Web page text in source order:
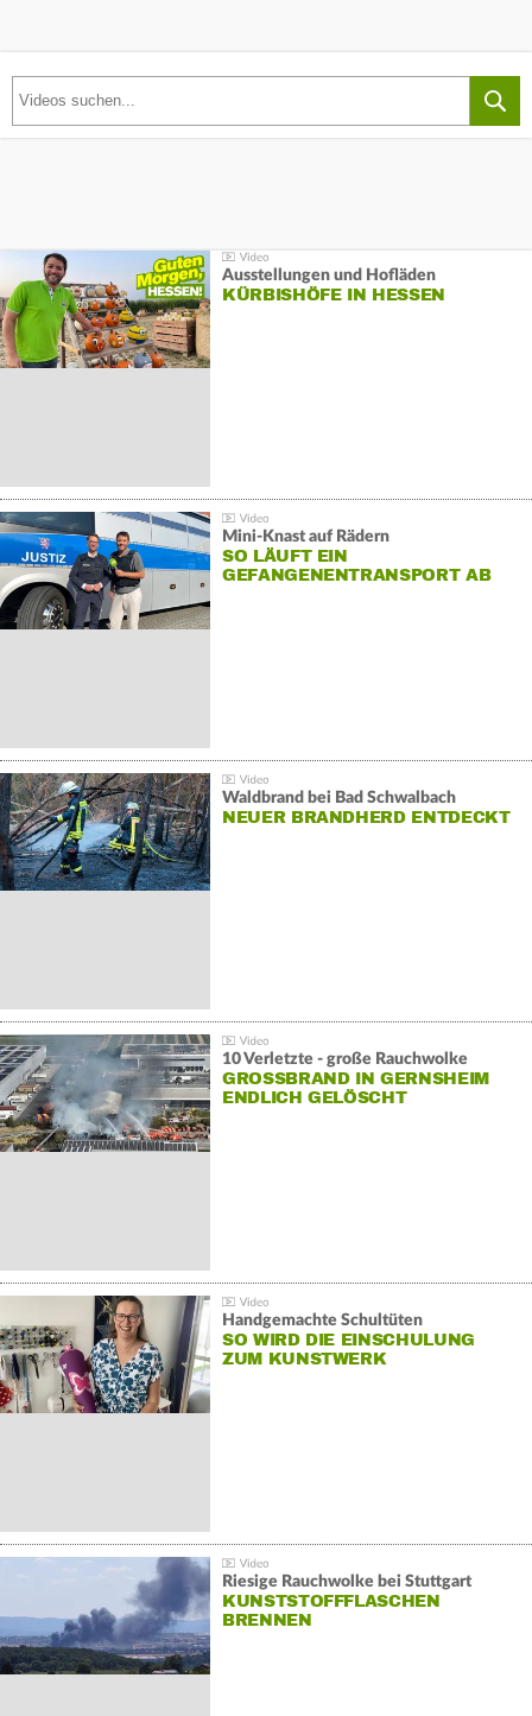
Ausstellungen und Hofläden
KÜRBISHÖFE IN HESSEN
Mini-Knast auf Rädern
SO LÄUFT EIN
GEFANGENENTRANSPORT AB
Waldbrand bei Bad Schwalbach
NEUER BRANDHERD ENTDECKT
10 Verletzte - große Rauchwolke
GROSSBRAND IN GERNSHEIM E
NDLICH GELÖSCHT
Handgemachte Schultüten
SO WIRD DIE EINSCHULUNG
ZUM KUNSTWERK
Riesige Rauchwolke bei Stuttgart
KUNSTSTOFFFLASCHEN
BRENNEN